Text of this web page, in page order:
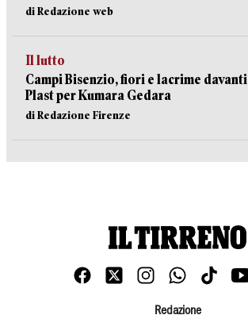
di Redazione web
Il lutto
Campi Bisenzio, fiori e lacrime
Plast per Kumara Gedara
di Redazione Firenze
Redazione